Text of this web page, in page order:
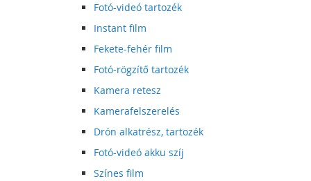
Fotó-videó tartozék
Instant film
Fekete-fehér film
Fotó-rögzítő tartozék
Kamera retesz
Kamerafelszerelés
Drón alkatrész, tartozék
Fotó-videó akku szíj
Színes film